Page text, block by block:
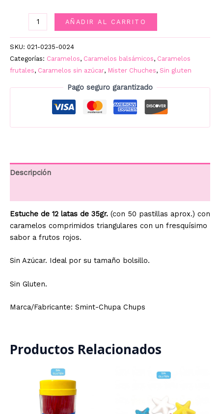
AÑADIR AL CARRITO
SKU: 021-0235-0024
Categorías: Caramelos, Caramelos balsámicos, Caramelos
frutales, Caramelos sin azúcar, Mister Chuches, Sin gluten
Pago seguro garantizado
Descripción
Estuche de 12 latas de 35gr. (con 50 pastillas aprox.) con
caramelos comprimidos triangulares con un fresquísimo
sabor a frutos rojos.
Sin Azúcar. Ideal por su tamaño bolsillo.
Sin Gluten.
Marca/Fabricante: Smint-Chupa Chups
Productos Relacionados